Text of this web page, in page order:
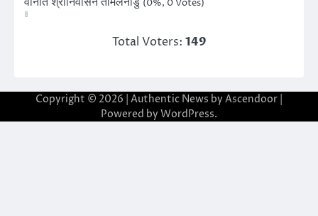
(0%, 0 Votes)
Total Voters: 149
Copyright © 2026 | Authentic News by Ascendoor
Powered by WordPress.